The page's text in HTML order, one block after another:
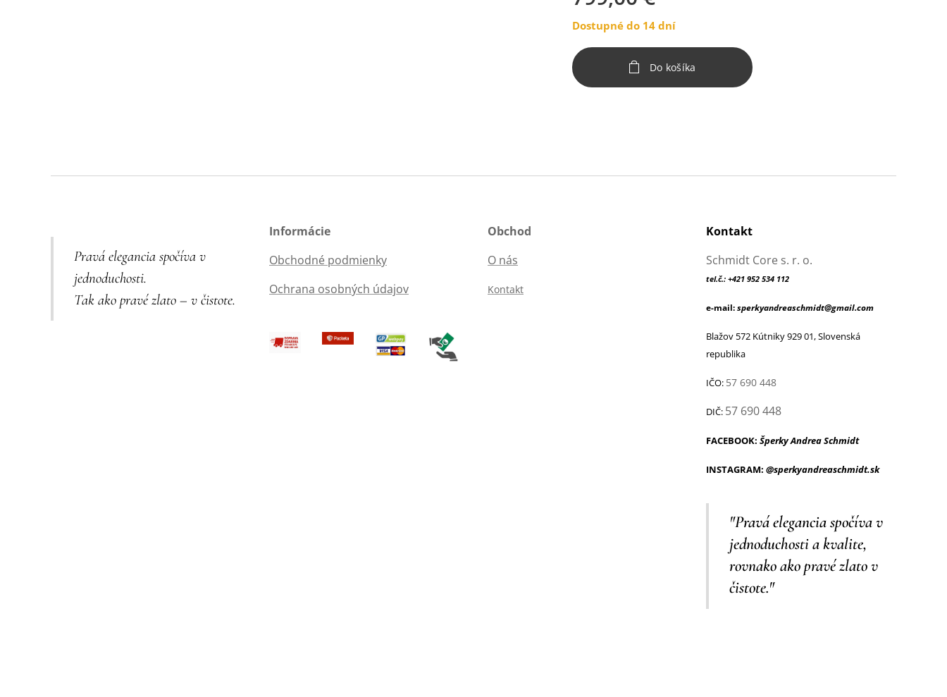
Dostupné do 14 dní
Do košíka
Pravá elegancia spočíva v
jednoduchosti.
Tak ako pravé zlato – v čistote.
Informácie
Obchodné podmienky
Ochrana osobných údajov
Obchod
O nás
Kontakt
Kontakt
Schmidt Core s. r. o.
tel.č.: +421 952 534 112
e-mail: sperkyandreaschmidt@gmail.com
Blažov 572 Kútniky 929 01, Slovenská
republika
IČO: 57 690 448
DIČ: 57 690 448
FACEBOOK: Šperky Andrea Schmidt
INSTAGRAM: @sperkyandreaschmidt.sk
"Pravá elegancia spočíva v
jednoduchosti a kvalite,
rovnako ako pravé zlato v
čistote."